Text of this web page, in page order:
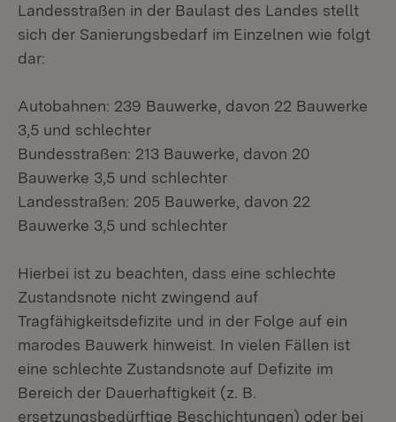
Landesstraßen in der Baulast des Landes stellt
sich der Sanierungsbedarf im Einzelnen wie folgt
dar:
Autobahnen: 239 Bauwerke, davon 22 Bauwerke
3,5 und schlechter
Bundesstraßen: 213 Bauwerke, davon 20
Bauwerke 3,5 und schlechter
Landesstraßen: 205 Bauwerke, davon 22
Bauwerke 3,5 und schlechter
Hierbei ist zu beachten, dass eine schlechte
Zustandsnote nicht zwingend auf
Tragfähigkeitsdefizite und in der Folge auf ein
marodes Bauwerk hinweist. In vielen Fällen ist
eine schlechte Zustandsnote auf Defizite im
Bereich der Dauerhaftigkeit (z. B.
ersetzungsbedürftige Beschichtungen) oder bei